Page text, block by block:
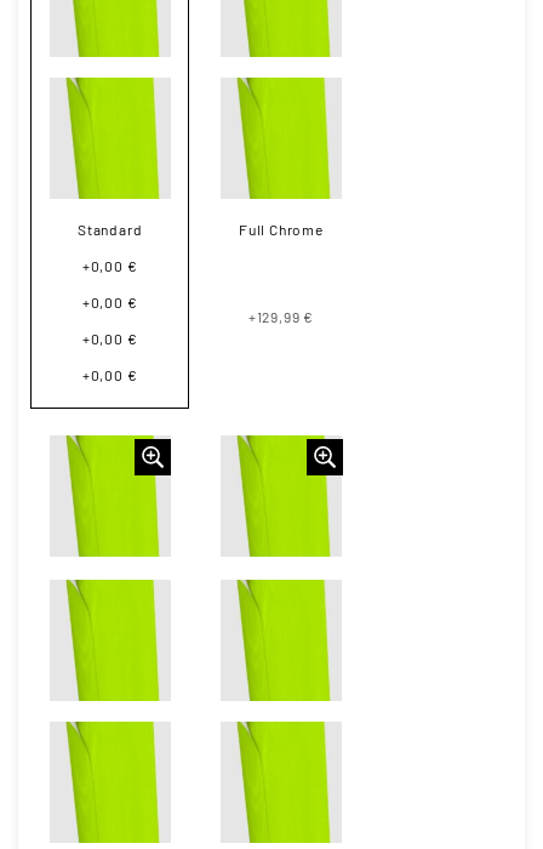
Standard
+0,00 €
+0,00 €
+0,00 €
+0,00 €
Full Chrome
+129,99 €